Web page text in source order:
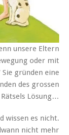
unsere Eltern
oder mit
gründen eine
des grossen
Rätsels Lösung…
wissen es nicht.
nicht mehr